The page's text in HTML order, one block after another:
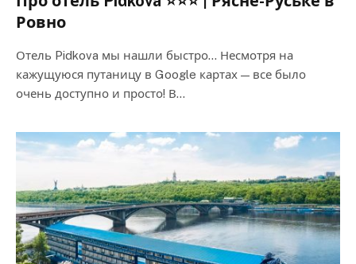
Ровно
Отель Pidkova мы нашли быстро… Несмотря на
кажущуюся путаницу в Google картах — все было
очень доступно и просто! В…